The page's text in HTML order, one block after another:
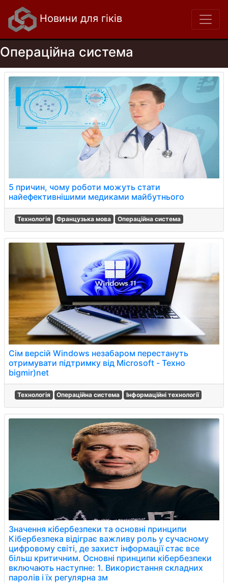
Новини для гіків
Операційна система
5 причин, чому роботи можуть стати
найефективнішими медиками майбутнього
Технологія Французька мова Операційна система
Сім версій Windows незабаром перестануть
отримувати підтримку від Microsoft - Техно
bigmir)net
Технологія Операційна система Інформаційні технології
Значення кібербезпеки та основні принципи
Кібербезпека відіграє важливу роль у сучасному
цифровому світі, де захист інформації стає все
більш критичним. Основні принципи кібербезпеки
включають наступне: 1. Використання складних
паролів і їх регулярна зм